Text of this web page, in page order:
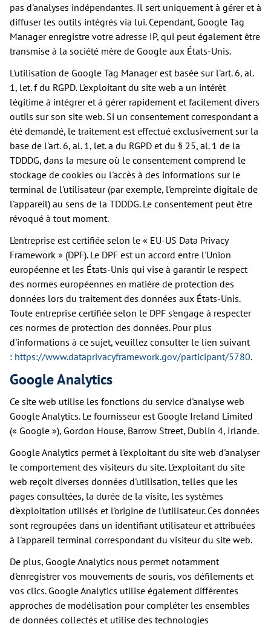
pas d'analyses indépendantes. Il sert uniquement à gérer et à
diffuser les outils intégrés via lui. Cependant, Google Tag
Manager enregistre votre adresse IP, qui peut également être
transmise à la société mère de Google aux États-Unis.
L'utilisation de Google Tag Manager est basée sur l'art. 6, al.
1, let. f du RGPD. L'exploitant du site web a un intérêt
légitime à intégrer et à gérer rapidement et facilement divers
outils sur son site web. Si un consentement correspondant a
été demandé, le traitement est effectué exclusivement sur la
base de l'art. 6, al. 1, let. a du RGPD et du § 25, al. 1 de la
TDDDG, dans la mesure où le consentement comprend le
stockage de cookies ou l'accès à des informations sur le
terminal de l'utilisateur (par exemple, l'empreinte digitale de
l'appareil) au sens de la TDDDG. Le consentement peut être
révoqué à tout moment.
L'entreprise est certifiée selon le « EU-US Data Privacy
Framework » (DPF). Le DPF est un accord entre l'Union
européenne et les États-Unis qui vise à garantir le respect
des normes européennes en matière de protection des
données lors du traitement des données aux États-Unis.
Toute entreprise certifiée selon le DPF s'engage à respecter
ces normes de protection des données. Pour plus
d'informations à ce sujet, veuillez consulter le lien suivant
: https://www.dataprivacyframework.gov/participant/5780.
Google Analytics
Ce site web utilise les fonctions du service d'analyse web
Google Analytics. Le fournisseur est Google Ireland Limited
(« Google »), Gordon House, Barrow Street, Dublin 4, Irlande.
Google Analytics permet à l'exploitant du site web d'analyser
le comportement des visiteurs du site. L'exploitant du site
web reçoit diverses données d'utilisation, telles que les
pages consultées, la durée de la visite, les systèmes
d'exploitation utilisés et l'origine de l'utilisateur. Ces données
sont regroupées dans un identifiant utilisateur et attribuées
à l'appareil terminal correspondant du visiteur du site web.
De plus, Google Analytics nous permet notamment
d'enregistrer vos mouvements de souris, vos défilements et
vos clics. Google Analytics utilise également différentes
approches de modélisation pour compléter les ensembles
de données collectés et utilise des technologies